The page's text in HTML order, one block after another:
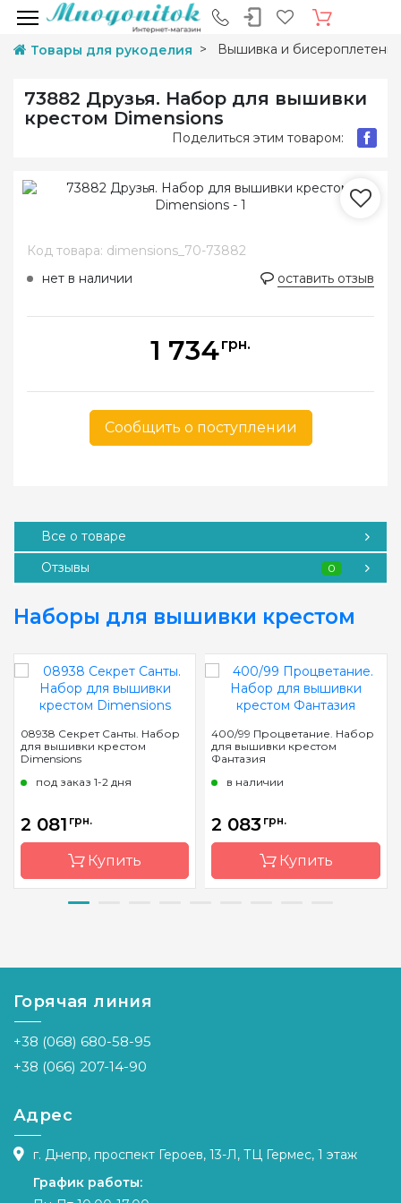
Товары для рукоделия Вышивка и
73882 Друзья. Набор для вышивки
крестом Dimensions
Поделиться этим товаром:
Код товара: dimensions_70-73882
нет в наличии
оставить отзыв
1 734грн.
Сообщить о поступлении
Все о товаре
Отзывы
0
Наборы для вышивки крестом
08938 Секрет Санты. Набор
для вышивки крестом
Dimensions
под заказ 1-2 дня
2 081 грн.
Купить
Страна-
Китай
Размер
L 40 см
Канва
Aida 18
Зашивка
полная
400/99 Процветание. Набор
для вышивки крестом
Фантазия
в наличии
2 083 грн.
Купить
Страна-
Украина
Горячая линия
+38 (068) 680-58-95
+38 (066) 207-14-90
Адрес
г. Днепр, проспект Героев, 13-Л, ТЦ Гермес, 1 этаж
График работы: